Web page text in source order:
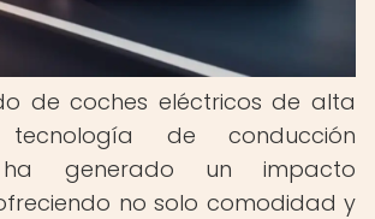
de coches eléctricos de alta
de conducción
generado un impacto
no solo comodidad y